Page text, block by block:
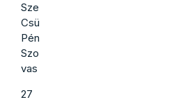
Sze
Csü
Pén
Szo
vas
27